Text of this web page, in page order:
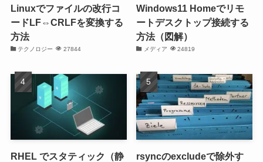
Linuxでファイルの改行コ
ードLF⇔CRLFを変換する
方法
テクノロジー 27844
Windows11 Homeでリモ
ートデスクトップ接続する
方法（図解）
メディア 24819
RHEL でスタティック（静
rsyncのexcludeで除外す